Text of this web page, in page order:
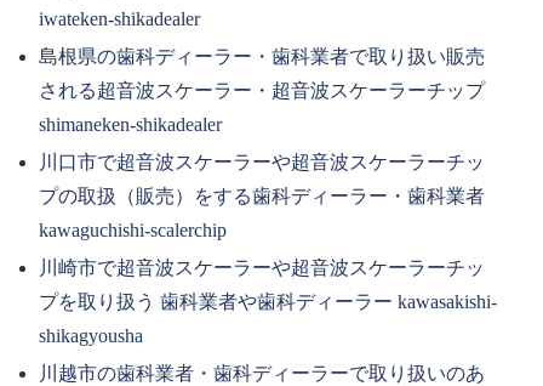
iwateken-shikadealer
島根県の歯科ディーラー・歯科業者で取り扱い販売
される超音波スケーラー・超音波スケーラーチップ
shimaneken-shikadealer
川口市で超音波スケーラーや超音波スケーラーチッ
プの取扱（販売）をする歯科ディーラー・歯科業者
kawaguchishi-scalerchip
川崎市で超音波スケーラーや超音波スケーラーチッ
プを取り扱う 歯科業者や歯科ディーラー kawasakishi-
shikagyousha
川越市の歯科業者・歯科ディーラーで取り扱いのあ